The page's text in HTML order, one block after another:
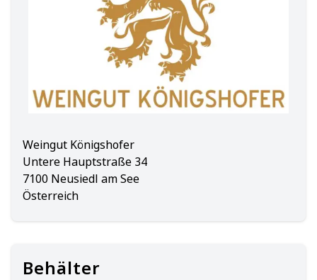
Weingut Königshofer
Untere Hauptstraße 34
7100 Neusiedl am See
Österreich
Behälter